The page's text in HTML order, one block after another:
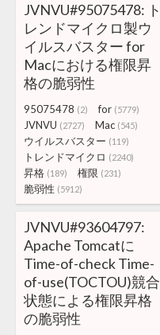
JVNVU#95075478: ト
レンドマイクロ製ウ
イルスバスター for
Macにおける権限昇
格の脆弱性
95075478 (2) for (5779)
JVNVU (2727) Mac (545)
ウイルスバスター (119)
トレンドマイクロ (2240)
昇格 (189) 権限 (231)
脆弱性 (5912)
JVNVU#93604797:
Apache Tomcatに
Time-of-check Time-
of-use(TOCTOU)競合
状態による権限昇格
の脆弱性